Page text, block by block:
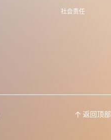
社会责任
返回顶部